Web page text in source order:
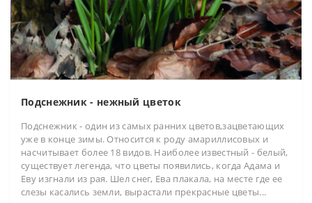
Подснежник - нежный цветок
Подснежник - один из самых ранних цветов,зацветающих
уже в конце зимы. Относится к роду амариллисовых и
насчитывает более 18 видов. Наиболее известный - белый,
существует легенда, что цветы появились, когда Адама и
Еву изгнали из рая. Шел снег, Ева плакала, на месте где ее
слезы касались земли, вырастали прекрасные цветы...